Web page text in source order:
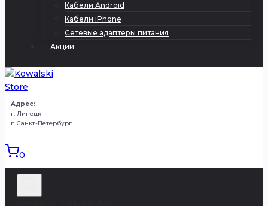
Кабели Android
Кабели iPhone
Сетевые адаптеры питания
Акции
Адрес:
г. Липецк
г. Санкт-Петербург
0